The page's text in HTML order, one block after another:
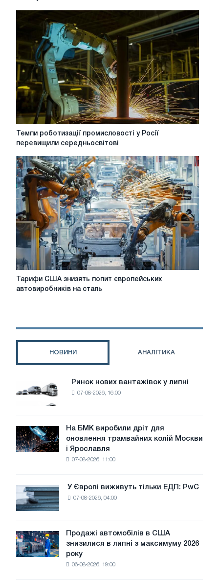
перевищив
очікування
ринку
завдяки
високому
попиту
на
Темпи
роботизації
у
Росії
перевищили
середньосвітові
Темпи роботизації промисловості у Росії
перевищили середньосвітові
Тарифи
США
автовиробників
Тарифи США знизять попит європейських
автовиробників на сталь
НОВИНИ АНАЛІТИКА
Ринок
нових
вантажівок
у
липні
Ринок нових вантажівок у липні
07-08-2026, 16:00
На
БМК
виробили
трамвайних
колій
Москви
і
Ярославля
На БМК виробили дріт для
оновлення трамвайних колій Москви
і Ярославля
07-08-2026, 11:00
Європі
виживуть
тільки
ЕДП:
PwC
У Європі виживуть тільки ЕДП: PwC
07-08-2026, 04:00
Продажі
автомобілів
в
Продажі автомобілів в США
знизилися в липні з максимуму 2026
року
06-08-2026, 19:00